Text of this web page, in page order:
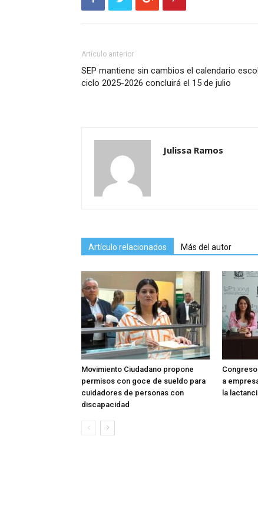
Artículo anterior
SEP mantiene sin cambios el calendario
ciclo 2025-2026 concluirá el 15 de julio
Julissa Ramos
Artículo relacionados Más del autor
Movimiento Ciudadano propone
permisos con goce de sueldo para
cuidadores de personas con
discapacidad
a
la